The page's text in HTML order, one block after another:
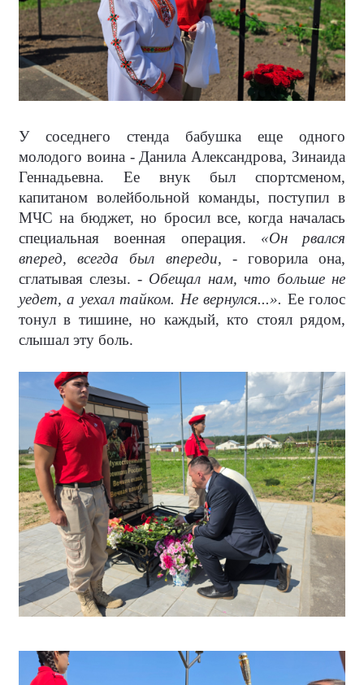
У соседнего стенда бабушка еще одного
молодого воина - Данила Александрова, Зинаида
Геннадьевна. Ее внук был спортсменом,
капитаном волейбольной команды, поступил в
МЧС на бюджет, но бросил все, когда началась
специальная военная операция. «Он рвался
вперед, всегда был впереди, - говорила она,
сглатывая слезы. - Обещал нам, что больше не
уедет, а уехал тайком. Не вернулся...». Ее голос
тонул в тишине, но каждый, кто стоял рядом,
слышал эту боль.